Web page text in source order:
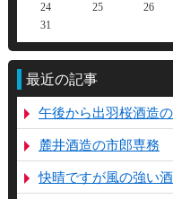
24
25 26
31
最近の記事
午後から出羽桜酒造
麓井酒造の市郎専務
快晴ですが風の強い